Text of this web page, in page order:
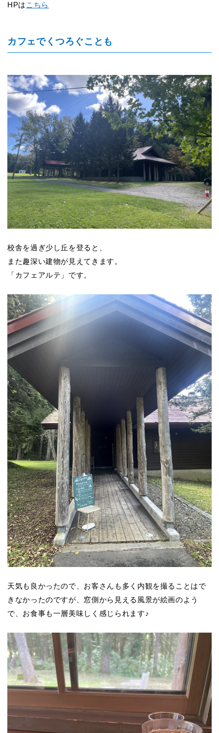
HPは こちら
カフェでくつろぐことも
校舎を過ぎ少し丘を登ると、
また趣深い建物が見えてきます。
「カフェアルテ」です。
天気も良かったので、お客さんも多く内観を撮ることはで
きなかったのですが、 窓側から見える風景が絵画のよう
で、 お食事も一層美味しく感じられます♪